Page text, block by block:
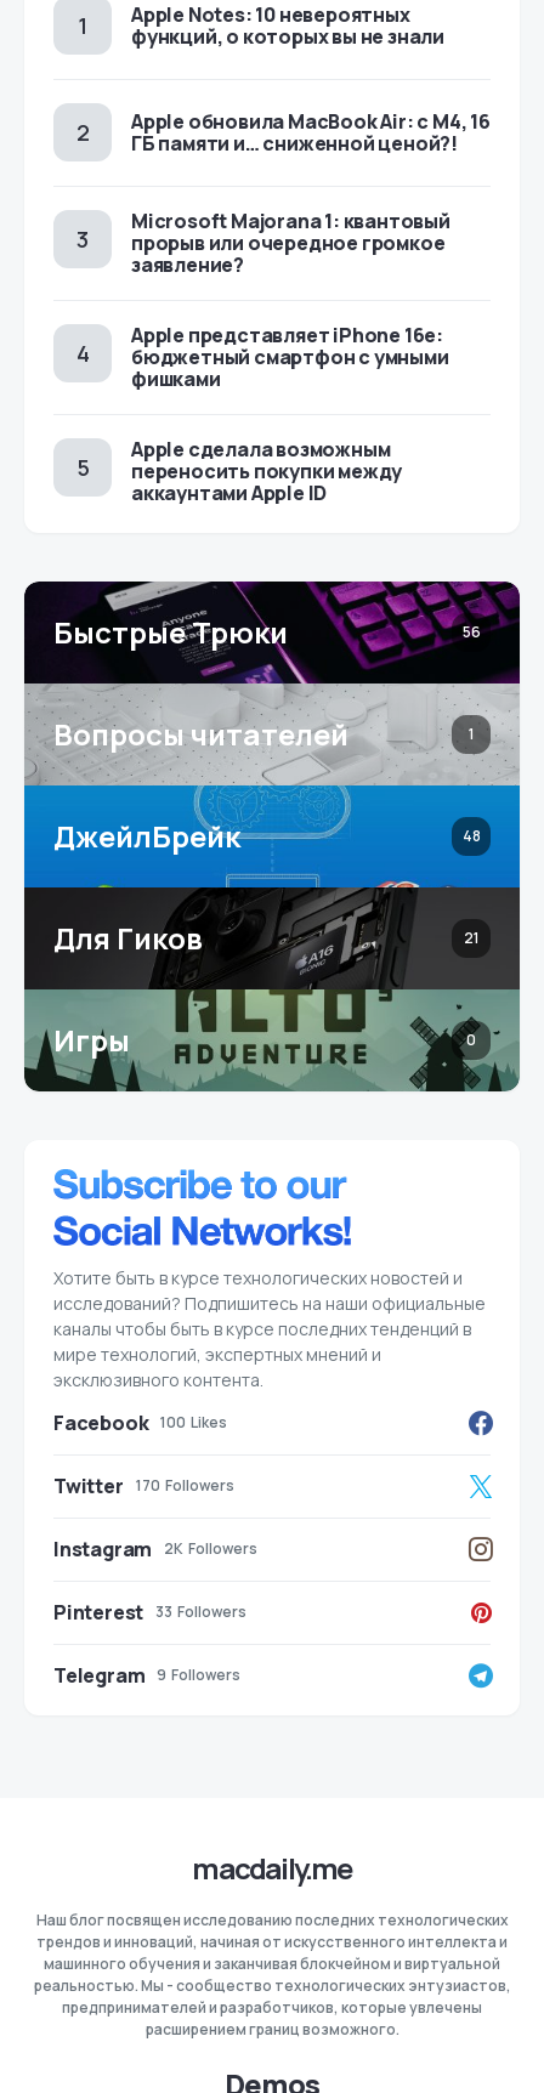
Apple Notes: 10 невероятных
функций, о которых вы не знали
Apple обновила MacBook Air: с M4, 16
ГБ памяти и… сниженной ценой?!
Microsoft Majorana 1: квантовый
прорыв или очередное громкое
заявление?
Apple представляет iPhone 16e:
бюджетный смартфон с умными
фишками
Apple сделала возможным
переносить покупки между
аккаунтами Apple ID
Быстрые Трюки 56
Вопросы читателей 1
ДжейлБрейк 48
Для Гиков 21
Игры 0
Хотите быть в курсе технологических новостей и
исследований? Подпишитесь на наши официальные
каналы чтобы быть в курсе последних тенденций в
мире технологий, экспертных мнений и
эксклюзивного контента.
Facebook 100 Likes
Twitter 170 Followers
Instagram 2K Followers
Pinterest 33 Followers
Telegram 9 Followers
macdaily.me
Наш блог посвящен исследованию последних технологических
трендов и инноваций, начиная от искусственного интеллекта и
машинного обучения и заканчивая блокчейном и виртуальной
реальностью. Мы - сообщество технологических энтузиастов,
предпринимателей и разработчиков, которые увлечены
расширением границ возможного.
Demos